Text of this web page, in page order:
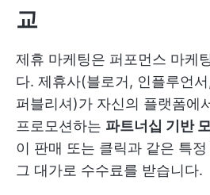
교
제휴 마케팅은 퍼포먼스 마케
다. 제휴사(블로거, 인플루언
퍼블리셔)가 자신의 플랫폼에
프로모션하는 파트너십 기반
이 판매 또는 클릭과 같은 특
그 대가로 수수료를 받습니다.